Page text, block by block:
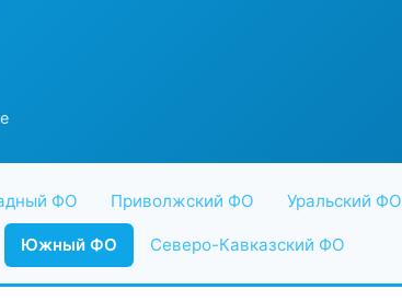
ФО Приволжский ФО Уральский ФО
Южный ФО Северо-Кавказский ФО